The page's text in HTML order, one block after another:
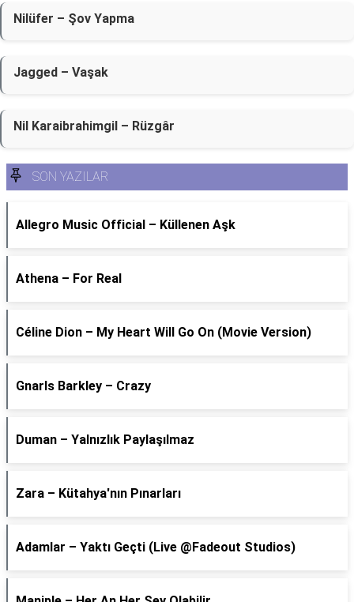
Nilüfer – Şov Yapma
Jagged – Vaşak
Nil Karaibrahimgil – Rüzgâr
SON YAZILAR
Allegro Music Official – Küllenen Aşk
Athena – For Real
Céline Dion – My Heart Will Go On (Movie Version)
Gnarls Barkley – Crazy
Duman – Yalnızlık Paylaşılmaz
Zara – Kütahya'nın Pınarları
Adamlar – Yaktı Geçti (Live @Fadeout Studios)